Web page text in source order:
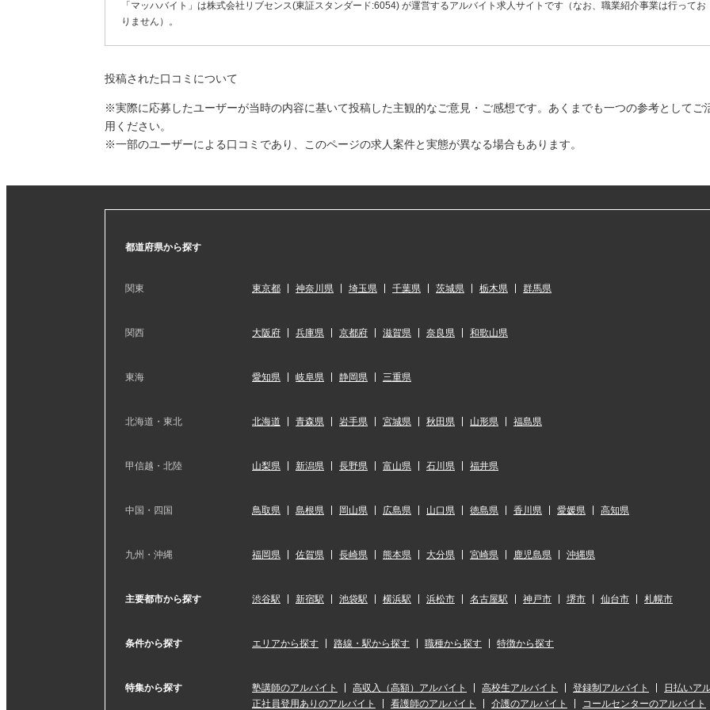
「マッハバイト」は株式会社リブセンス(東証スタンダード:6054) が運営するアルバイト求人サイトです（なお、職業紹介事業は行ってお
りません）。
投稿された口コミについて
※実際に応募したユーザーが当時の内容に基いて投稿した主観的なご意見・ご感想です。あくまでも一つの参考としてご
用ください。
※一部のユーザーによる口コミであり、このページの求人案件と実態が異なる場合もあります。
都道府県から探す
関東 東京都 神奈川県 埼玉県 千葉県 茨城県 栃木県 群馬県
関西 大阪府 兵庫県 京都府 滋賀県 奈良県 和歌山県
東海 愛知県 岐阜県 静岡県 三重県
北海道・東北 北海道 青森県 岩手県 宮城県 秋田県 山形県 福島県
甲信越・北陸 山梨県 新潟県 長野県 富山県 石川県 福井県
中国・四国 鳥取県 島根県 岡山県 広島県 山口県 徳島県 香川県 愛媛県 高知県
九州・沖縄 福岡県 佐賀県 長崎県 熊本県 大分県 宮崎県 鹿児島県 沖縄県
主要都市から探す 渋谷駅 新宿駅 池袋駅 横浜駅 浜松市 名古屋駅 神戸市 堺市 仙台市 札幌市
条件から探す エリアから探す 路線・駅から探す 職種から探す 特徴から探す
特集から探す 塾講師のアルバイト 高収入（高額）アルバイト 高校生アルバイト 登録制アルバイト
日払いア
正社員登用ありのアルバイト
看護師のアルバイト 介護のアルバイト コールセンターのアルバイト